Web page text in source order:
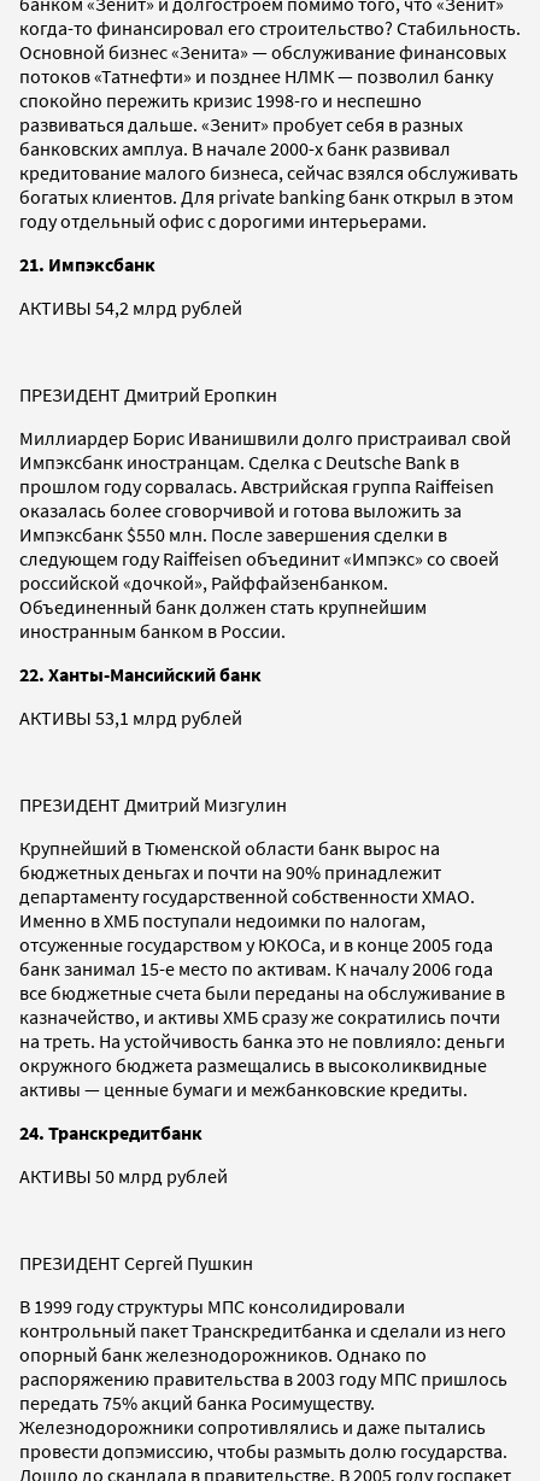
когда-то финансировал его строительство? Стабильность.
Основной бизнес «Зенита» — обслуживание финансовых
потоков «Татнефти» и позднее НЛМК — позволил банку
спокойно пережить кризис 1998-го и неспешно
развиваться дальше. «Зенит» пробует себя в разных
банковских амплуа. В начале 2000-х банк развивал
кредитование малого бизнеса, сейчас взялся обслуживать
богатых клиентов. Для private banking банк открыл в этом
году отдельный офис с дорогими интерьерами.
21. Импэксбанк
АКТИВЫ 54,2 млрд рублей
ПРЕЗИДЕНТ Дмитрий Еропкин
Миллиардер Борис Иванишвили долго пристраивал свой
Импэксбанк иностранцам. Сделка с Deutsche Bank в
прошлом году сорвалась. Австрийская группа Raiffeisen
оказалась более сговорчивой и готова выложить за
Импэксбанк $550 млн. После завершения сделки в
следующем году Raiffeisen объединит «Импэкс» со своей
российской «дочкой», Райффайзенбанком.
Объединенный банк должен стать крупнейшим
иностранным банком в России.
22. Ханты-Мансийский банк
АКТИВЫ 53,1 млрд рублей
ПРЕЗИДЕНТ Дмитрий Мизгулин
Крупнейший в Тюменской области банк вырос на
бюджетных деньгах и почти на 90% принадлежит
департаменту государственной собственности ХМАО.
Именно в ХМБ поступали недоимки по налогам,
отсуженные государством у ЮКОСа, и в конце 2005 года
банк занимал 15-е место по активам. К началу 2006 года
все бюджетные счета были переданы на обслуживание в
казначейство, и активы ХМБ сразу же сократились почти
на треть. На устойчивость банка это не повлияло: деньги
окружного бюджета размещались в высоколиквидные
активы — ценные бумаги и межбанковские кредиты.
24. Транскредитбанк
АКТИВЫ 50 млрд рублей
ПРЕЗИДЕНТ Сергей Пушкин
В 1999 году структуры МПС консолидировали
контрольный пакет Транскредитбанка и сделали из него
опорный банк железнодорожников. Однако по
распоряжению правительства в 2003 году МПС пришлось
передать 75% акций банка Росимуществу.
Железнодорожники сопротивлялись и даже пытались
провести допэмиссию, чтобы размыть долю государства.
Дошло до скандала в правительстве. В 2005 году госпакет